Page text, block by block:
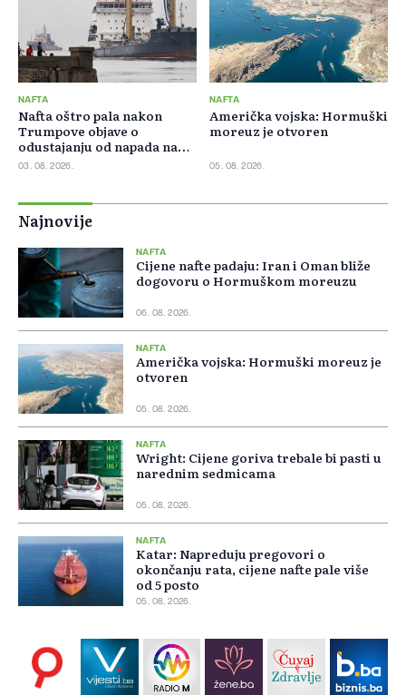
NAFTA
Nafta oštro pala nakon
Trumpove objave o
odustajanju od napada na
Iran
03. 08. 2026.
NAFTA
Američka vojska: Hormuški
moreuz je otvoren
05. 08. 2026.
Najnovije
NAFTA
Cijene nafte padaju: Iran i Oman bliže
dogovoru o Hormuškom moreuzu
06. 08. 2026.
NAFTA
Američka vojska: Hormuški moreuz je
otvoren
05. 08. 2026.
NAFTA
Wright: Cijene goriva trebale bi pasti u
narednim sedmicama
05. 08. 2026.
NAFTA
Katar: Napreduju pregovori o
okončanju rata, cijene nafte pale više
od 5 posto
05. 08. 2026.